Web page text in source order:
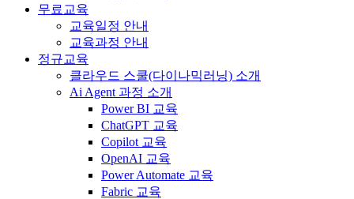
무료교육
교육일정 안내
교육과정 안내
정규교육
클라우드 스쿨(다이나믹러닝) 소개
Ai Agent 과정 소개
Power BI 교육
ChatGPT 교육
Copilot 교육
OpenAI 교육
Power Automate 교육
Fabric 교육